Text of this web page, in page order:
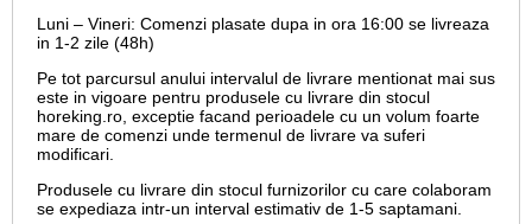
Luni – Vineri: Comenzi plasate dupa in ora 16:00 se livreaza
in 1-2 zile (48h)
Pe tot parcursul anului intervalul de livrare mentionat mai sus
este in vigoare pentru produsele cu livrare din stocul
horeking.ro, exceptie facand perioadele cu un volum foarte
mare de comenzi unde termenul de livrare va suferi
modificari.
Produsele cu livrare din stocul furnizorilor cu care colaboram
se expediaza intr-un interval estimativ de 1-5 saptamani.